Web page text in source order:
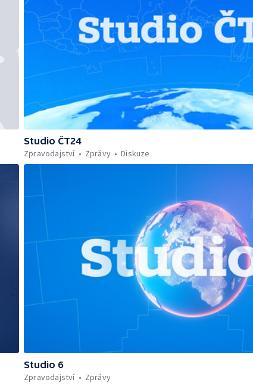
Studio ČT24
Zpravodajství
Zprávy Diskuze
Studio 6
Zpravodajství
Zprávy